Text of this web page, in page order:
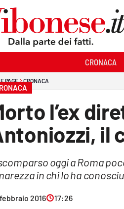
CRONACA
PAGE CRONACA
l’ex
il
oggi a Roma
in chi lo ha
2016 17:26